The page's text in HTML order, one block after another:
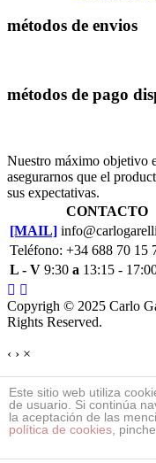
métodos de envios
métodos de pago
Nuestro máximo objetivo
asegurarnos que el
sus expectativas.
CONTACTO
[MAIL]
Teléfono: +34 688 70 15
L - V 9:30 a 13:15 -
Copyrigh © 2025 Carlo
Rights Reserved.
‹ › ×
Este sitio web utiliza
de usuario. Si continúa
la aceptación de las
política de cookies,